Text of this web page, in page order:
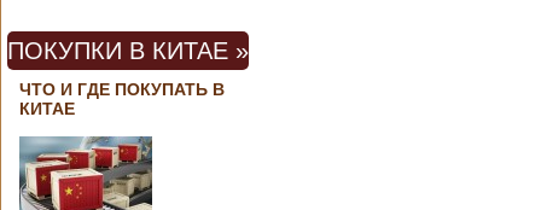
ПОКУПКИ В КИТАЕ »
ЧТО И ГДЕ ПОКУПАТЬ В
КИТАЕ